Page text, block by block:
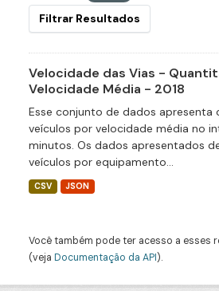
Filtrar Resultados
Velocidade das Vias -
Velocidade Média - 2018
Esse conjunto de dados apresenta
veículos por velocidade média no
minutos. Os dados apresentados
veículos por equipamento...
CSV JSON
Você também pode ter acesso a esses
(veja Documentação da API).